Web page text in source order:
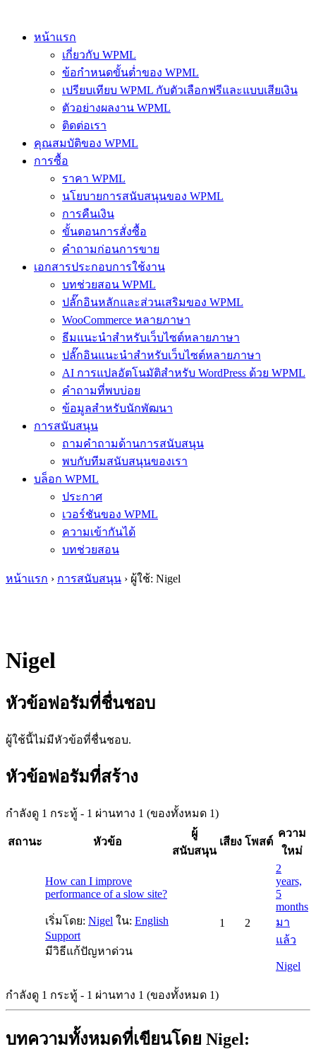
หน้าแรก
เกี่ยวกับ WPML
ข้อกำหนดขั้นต่ำของ WPML
เปรียบเทียบ WPML กับตัวเลือกฟรีและแบบเสียเงิน
ตัวอย่างผลงาน WPML
ติดต่อเรา
คุณสมบัติของ WPML
การซื้อ
ราคา WPML
นโยบายการสนับสนุนของ WPML
การคืนเงิน
ขั้นตอนการสั่งซื้อ
คำถามก่อนการขาย
เอกสารประกอบการใช้งาน
บทช่วยสอน WPML
ปลั๊กอินหลักและส่วนเสริมของ WPML
WooCommerce หลายภาษา
ธีมแนะนำสำหรับเว็บไซต์หลายภาษา
ปลั๊กอินแนะนำสำหรับเว็บไซต์หลายภาษา
AI การแปลอัตโนมัติสำหรับ WordPress ด้วย WPML
คำถามที่พบบ่อย
ข้อมูลสำหรับนักพัฒนา
การสนับสนุน
ถามคำถามด้านการสนับสนุน
พบกับทีมสนับสนุนของเรา
บล็อก WPML
ประกาศ
เวอร์ชันของ WPML
ความเข้ากันได้
บทช่วยสอน
หน้าแรก › การสนับสนุน › ผู้ใช้: Nigel
Nigel
หัวข้อฟอรัมที่ชื่นชอบ
ผู้ใช้นี้ไม่มีหัวข้อที่ชื่นชอบ.
หัวข้อฟอรัมที่สร้าง
กำลังดู 1 กระทู้ - 1 ผ่านทาง 1 (ของทั้งหมด 1)
สถานะ หัวข้อ
ผู้
สนับสนุน
เสียง โพสต์
ความ
ใหม่
How can I improve
performance of a slow site?
เริ่มโดย: Nigel ใน: English
Support
มีวิธีแก้ปัญหาด่วน
1 2
2
years,
5
months
มา
แล้ว
Nigel
กำลังดู 1 กระทู้ - 1 ผ่านทาง 1 (ของทั้งหมด 1)
บทความทั้งหมดที่เขียนโดย Nigel: